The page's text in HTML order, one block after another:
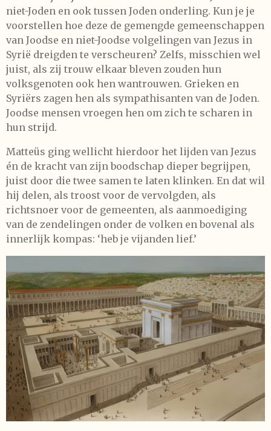
niet-Joden en ook tussen Joden onderling. Kun je je
voorstellen hoe deze de gemengde gemeenschappen
van Joodse en niet-Joodse volgelingen van Jezus in
Syrië dreigden te verscheuren? Zelfs, misschien wel
juist, als zij trouw elkaar bleven zouden hun
volksgenoten ook hen wantrouwen. Grieken en
Syriërs zagen hen als sympathisanten van de Joden.
Joodse mensen vroegen hen om zich te scharen in
hun strijd.
Matteüs ging wellicht hierdoor het lijden van Jezus
én de kracht van zijn boodschap dieper begrijpen,
juist door die twee samen te laten klinken. En dat wil
hij delen, als troost voor de vervolgden, als
richtsnoer voor de gemeenten, als aanmoediging
van de zendelingen onder de volken en bovenal als
innerlijk kompas: ‘heb je vijanden lief.’